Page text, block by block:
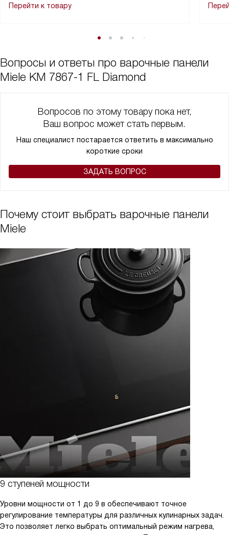
Перейти к товару
Вопросы и ответы про варочные панели
Miele KM 7867-1 FL Diamond
Вопросов по этому товару пока нет,
Ваш вопрос может стать первым.
Наш специалист постарается ответить в максимально
короткие сроки
ЗАДАТЬ ВОПРОС
Почему стоит выбрать варочные панели
Miele
9 ступеней мощности
Уровни мощности от 1 до 9 в обеспечивают точное
регулирование температуры для различных кулинарных задач.
Это позволяет легко выбрать оптимальный режим нагрева,